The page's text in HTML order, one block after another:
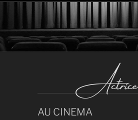
Actrice
AU CINEMA